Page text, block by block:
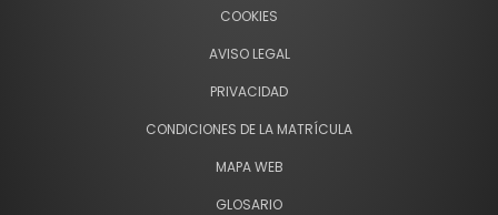
COOKIES
AVISO LEGAL
PRIVACIDAD
CONDICIONES DE LA MATRÍCULA
MAPA WEB
GLOSARIO